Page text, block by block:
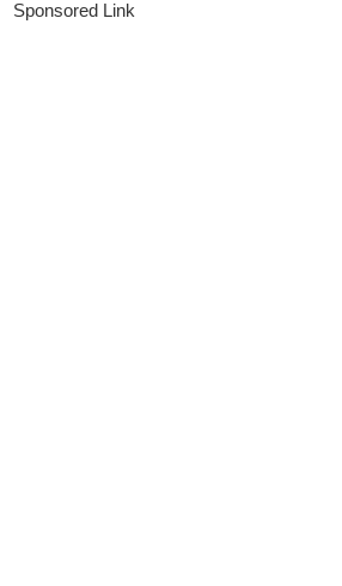
Sponsored Link